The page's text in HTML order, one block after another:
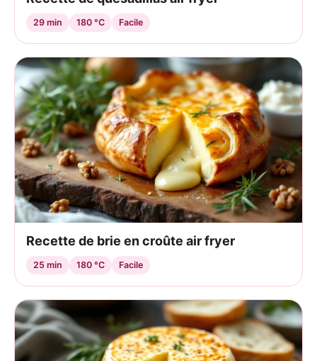
29 min 180 °C Facile
Recette de brie en croûte air fryer
25 min 180 °C Facile